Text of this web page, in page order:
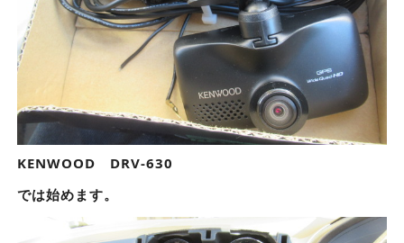
KENWOOD DRV-630
では始めます。